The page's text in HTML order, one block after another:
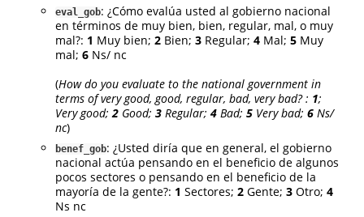
eval_gob: ¿Cómo evalúa usted al gobierno nacional
en términos de muy bien, bien, regular, mal, o muy
mal?: 1 Muy bien; 2 Bien; 3 Regular; 4 Mal; 5 Muy
mal; 6 Ns/ nc
(How do you evaluate to the national government in
terms of very good, good, regular, bad, very bad? : 1;
Very good;2 Good; 3 Regular; 4 Bad; 5 Very bad; 6 Ns/
nc)
benef_gob: ¿Usted diría que en general, el gobierno
nacional actúa pensando en el beneficio de algunos
pocos sectores o pensando en el beneficio de la
mayoría de la gente?: 1 Sectores; 2 Gente; 3 Otro; 4
Ns nc